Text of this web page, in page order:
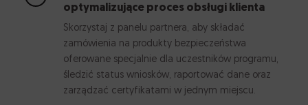
optymalizujące proces obsługi klienta
Skorzystaj z panelu partnera, aby składać
zamówienia na produkty bezpieczeństwa
oferowane specjalnie dla uczestników programu,
śledzić status wniosków, raportować dane oraz
zarządzać certyfikatami w jednym miejscu.